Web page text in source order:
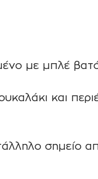
με μπλέ
και